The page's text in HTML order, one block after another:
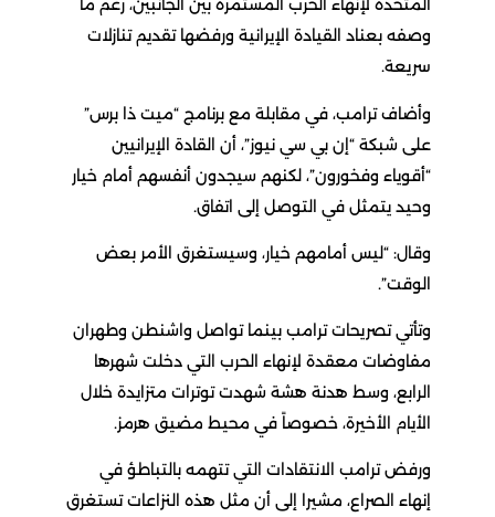
المتحدة لإنهاء الحرب المستمرة بين الجانبين، رغم ما
وصفه بعناد القيادة الإيرانية ورفضها تقديم تنازلات
سريعة.
وأضاف ترامب، في مقابلة مع برنامج “ميت ذا برس”
على شبكة “إن بي سي نيوز”، أن القادة الإيرانيين
“أقوياء وفخورون”، لكنهم سيجدون أنفسهم أمام خيار
وحيد يتمثل في التوصل إلى اتفاق.
وقال: “ليس أمامهم خيار، وسيستغرق الأمر بعض
الوقت”.
وتأتي تصريحات ترامب بينما تواصل واشنطن وطهران
مفاوضات معقدة لإنهاء الحرب التي دخلت شهرها
الرابع، وسط هدنة هشة شهدت توترات متزايدة خلال
الأيام الأخيرة، خصوصاً في محيط مضيق هرمز.
ورفض ترامب الانتقادات التي تتهمه بالتباطؤ في
إنهاء الصراع، مشيرا إلى أن مثل هذه النزاعات تستغرق